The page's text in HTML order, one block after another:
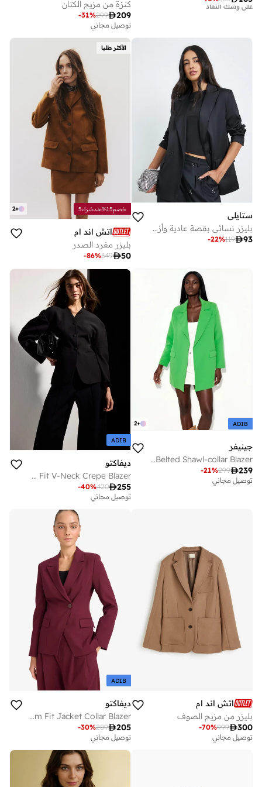
توصيل مجاني
على وشك النفاد
كنزة من مزيج الكتان
209
299
-31%
توصيل مجاني
ستايلي
بليزر نسائي بقصة عادية وأزرار مزدوجة
93
119
-22%
الأكثر طلبا
+
2 خصم15%عندشراء5
اتش اند ام
بليزر مفرد الصدر
50
349
-86%
+
2 ADIB
جينيفر
Short Belted Shawl-collar Blazer
239
299
-21%
توصيل مجاني
ADIB
ديفاكتو
Slim Fit V-Neck Crepe Blazer
255
420
-40%
توصيل مجاني
اتش اند ام
بليزر من مزيج الصوف
300
999
-70%
توصيل مجاني
ADIB
ديفاكتو
Slim Fit Jacket Collar Blazer
205
289
-30%
توصيل مجاني